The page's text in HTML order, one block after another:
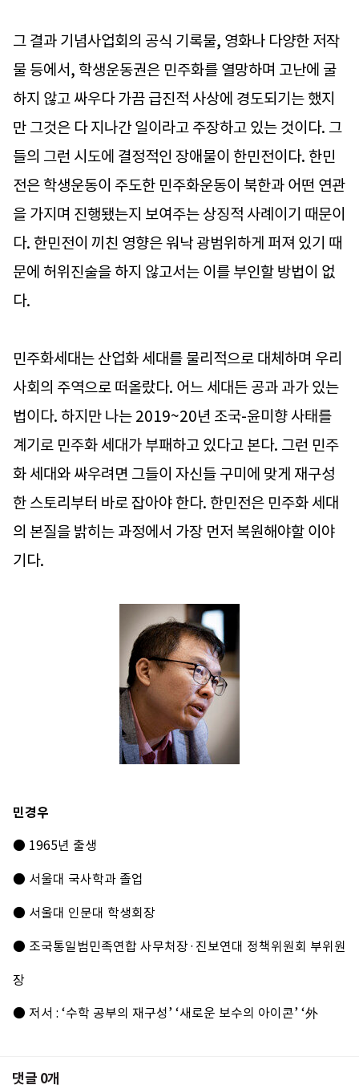
그 결과 기념사업회의 공식 기록물, 영화나 다양한 저작
물 등에서, 학생운동권은 민주화를 열망하며 고난에 굴
하지 않고 싸우다 가끔 급진적 사상에 경도되기는 했지
만 그것은 다 지나간 일이라고 주장하고 있는 것이다. 그
들의 그런 시도에 결정적인 장애물이 한민전이다. 한민
전은 학생운동이 주도한 민주화운동이 북한과 어떤 연관
을 가지며 진행됐는지 보여주는 상징적 사례이기 때문이
다. 한민전이 끼친 영향은 워낙 광범위하게 퍼져 있기 때
문에 허위진술을 하지 않고서는 이를 부인할 방법이 없
다.
민주화세대는 산업화 세대를 물리적으로 대체하며 우리
사회의 주역으로 떠올랐다. 어느 세대든 공과 과가 있는
법이다. 하지만 나는 2019~20년 조국-윤미향 사태를
계기로 민주화 세대가 부패하고 있다고 본다. 그런 민주
화 세대와 싸우려면 그들이 자신들 구미에 맞게 재구성
한 스토리부터 바로 잡아야 한다. 한민전은 민주화 세대
의 본질을 밝히는 과정에서 가장 먼저 복원해야할 이야
기다.
민경우
● 1965년 출생
● 서울대 국사학과 졸업
● 서울대 인문대 학생회장
● 조국통일범민족연합 사무처장·진보연대 정책위원회 부위원
장
● 저서 : ‘수학 공부의 재구성’ ‘새로운 보수의 아이콘’ ‘外
댓글 0개